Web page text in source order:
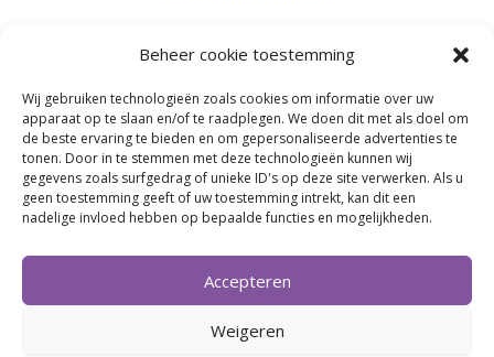
Beheer cookie toestemming
Wij gebruiken technologieën zoals cookies om informatie over uw
apparaat op te slaan en/of te raadplegen. We doen dit met als doel om
de beste ervaring te bieden en om gepersonaliseerde advertenties te
tonen. Door in te stemmen met deze technologieën kunnen wij
gegevens zoals surfgedrag of unieke ID's op deze site verwerken. Als u
geen toestemming geeft of uw toestemming intrekt, kan dit een
nadelige invloed hebben op bepaalde functies en mogelijkheden.
Accepteren
Weigeren
Retourneren en herroepen
BE0746.853.082
BREI- EN HAAK-ATELJEE
Momenteel on hold wegens medische reden.
Heropstart september.